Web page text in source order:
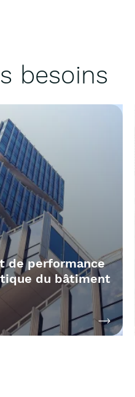
besoins
de performance
du bâtiment
la
et l’exploitation de
d’action d'amélioration